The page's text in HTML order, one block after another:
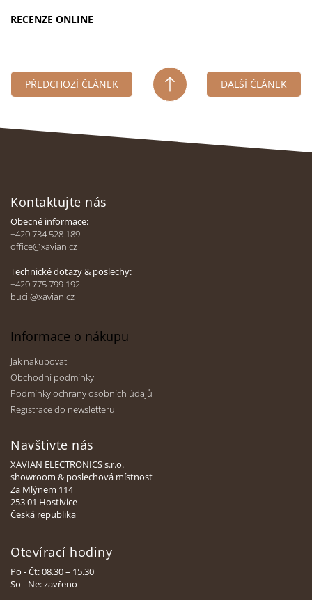
RECENZE ONLINE
PŘEDCHOZÍ ČLÁNEK DALŠÍ ČLÁNEK
Kontaktujte nás
Obecné informace:
+420 734 528 189
office@xavian.cz
Technické dotazy & poslechy:
+420 775 799 192
bucil@xavian.cz
Informace o nákupu
Jak nakupovat
Obchodní podmínky
Podmínky ochrany osobních údajů
Registrace do newsletteru
Navštivte nás
XAVIAN ELECTRONICS s.r.o.
showroom & poslechová místnost
Za Mlýnem 114
253 01 Hostivice
Česká republika
Otevírací hodiny
Po - Čt: 08.30 – 15.30
So - Ne: zavřeno